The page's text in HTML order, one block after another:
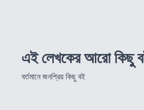
এই লেখকের আরো কিছু
বর্তমানে জনপ্রিয় কিছু বই